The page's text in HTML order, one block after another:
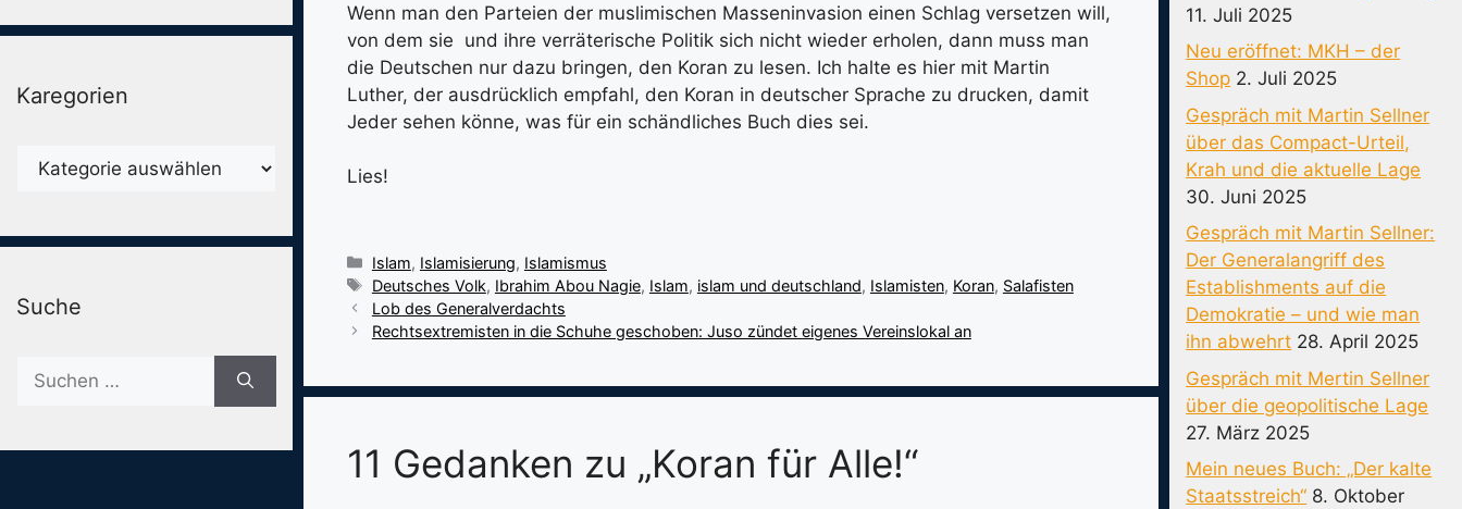
Wenn man den Parteien der muslimischen Masseninvasion einen Schlag versetzen will,
von dem sie und ihre verräterische Politik sich nicht wieder erholen, dann muss man
die Deutschen nur dazu bringen, den Koran zu lesen. Ich halte es hier mit Martin
Luther, der ausdrücklich empfahl, den Koran in deutscher Sprache zu drucken, damit
Jeder sehen könne, was für ein schändliches Buch dies sei.
Lies!
Kategorien
Islam, Islamisierung, Islamismus
Schlagwörter
Deutsches Volk, Ibrahim Abou Nagie, Islam, islam und deutschland, Islamisten, Koran, Salafisten
Lob des Generalverdachts
Rechtsextremisten in die Schuhe geschoben: Juso zündet eigenes Vereinslokal an
11 Gedanken zu „Koran für Alle!“
Karegorien
Karegorien
Suche
nach:
11. Juli 2025
Neu eröffnet: MKH – der
Shop 2. Juli 2025
Gespräch mit Martin Sellner
über das Compact-Urteil,
Krah und die aktuelle Lage
30. Juni 2025
Gespräch mit Martin Sellner:
Der Generalangriff des
Establishments auf die
Demokratie – und wie man
ihn abwehrt 28. April 2025
Gespräch mit Mertin Sellner
über die geopolitische Lage
27. März 2025
Mein neues Buch: „Der kalte
Staatsstreich“ 8. Oktober